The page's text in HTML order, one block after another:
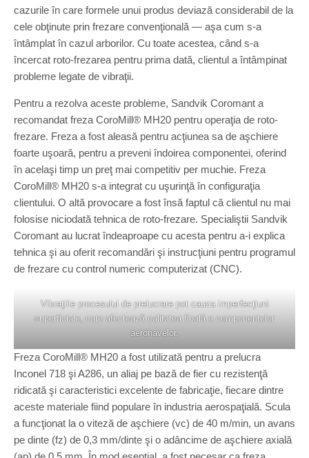
cazurile în care formele unui produs deviază considerabil de la
cele obţinute prin frezare convenţională ― aşa cum s-a
întâmplat în cazul arborilor. Cu toate acestea, când s-a
încercat roto-frezarea pentru prima dată, clientul a întâmpinat
probleme legate de vibraţii.
Pentru a rezolva aceste probleme, Sandvik Coromant a
recomandat freza CoroMill® MH20 pentru operaţia de roto-
frezare. Freza a fost aleasă pentru acţiunea sa de aşchiere
foarte uşoară, pentru a preveni îndoirea componentei, oferind
în acelaşi timp un preţ mai competitiv per muchie. Freza
CoroMill® MH20 s-a integrat cu uşurinţă în configuraţia
clientului. O altă provocare a fost însă faptul că clientul nu mai
folosise niciodată tehnica de roto-frezare. Specialiştii Sandvik
Coromant au lucrat îndeaproape cu acesta pentru a-i explica
tehnica şi au oferit recomandări şi instrucţiuni pentru programul
de frezare cu control numeric computerizat (CNC).
Vibraţiile procesului de prelucrare pot cauza imperfecţiuni
superficiale, care afectează calitatea finală a componentelor
aeronavelor.
Freza CoroMill® MH20 a fost utilizată pentru a prelucra
Inconel 718 şi A286, un aliaj pe bază de fier cu rezistenţă
ridicată şi caracteristici excelente de fabricaţie, fiecare dintre
aceste materiale fiind populare în industria aerospaţială. Scula
a funcţionat la o viteză de aşchiere (vc) de 40 m/min, un avans
pe dinte (fz) de 0,3 mm/dinte şi o adâncime de aşchiere axială